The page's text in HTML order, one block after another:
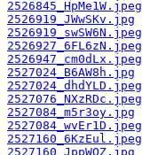
2526845_HpMe1W.jpeg
2526919_JWwSKv.jpg
2526919_swSW6N.jpeg
2526927_6FL6zN.jpeg
2526947_cm0dLx.jpeg
2527024_B6AW8h.jpg
2527024_dhdYLD.jpeg
2527076_NXzRDc.jpeg
2527084_m5r3oy.jpg
2527084_wvEr1D.jpeg
2527160_6KzEul.jpeg
2527160_JppWQZ.jpg